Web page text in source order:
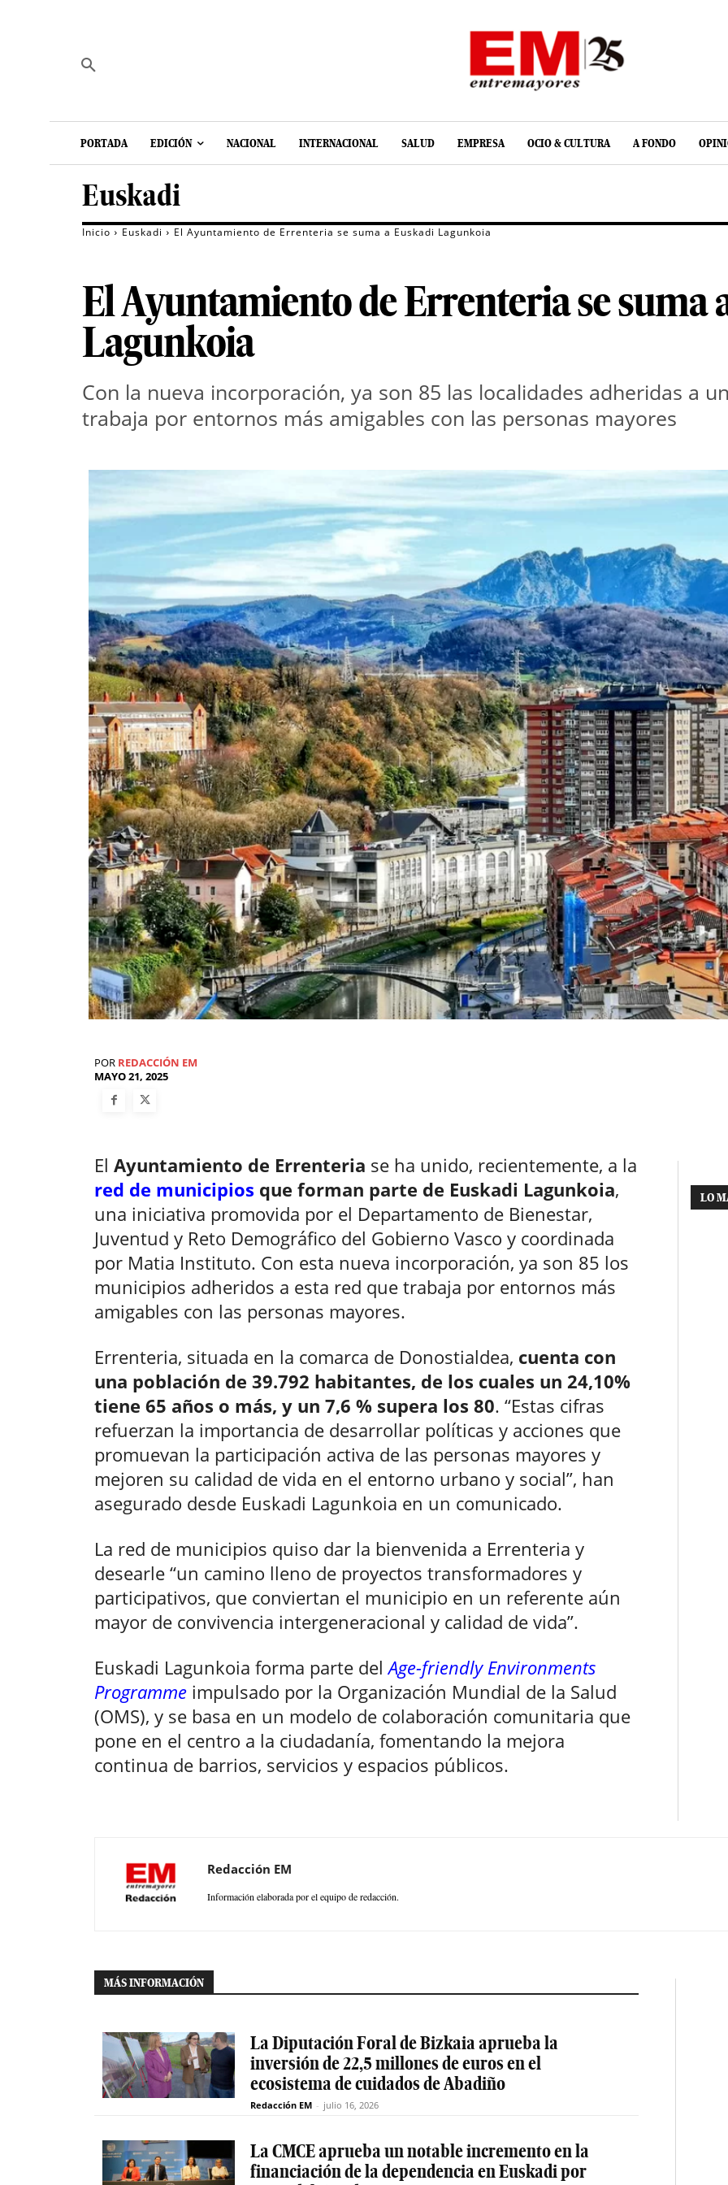
PORTADA EDICIÓN NACIONAL INTERNACIONAL SALUD EMPRESA OCIO & CULTURA A FONDO
Euskadi
Inicio Euskadi El Ayuntamiento de Errenteria se suma a Euskadi Lagunkoia
El Ayuntamiento de Errenteria se suma
Lagunkoia
Con la nueva incorporación, ya son 85 las localidades adheridas a
trabaja por entornos más amigables con las personas mayores
POR REDACCIÓN EM
MAYO 21, 2025
El Ayuntamiento de Errenteria se ha unido, recientemente, a la
red de municipios que forman parte de Euskadi Lagunkoia,
una iniciativa promovida por el Departamento de Bienestar,
Juventud y Reto Demográfico del Gobierno Vasco y coordinada
por Matia Instituto. Con esta nueva incorporación, ya son 85 los
municipios adheridos a esta red que trabaja por entornos más
amigables con las personas mayores.
Errenteria, situada en la comarca de Donostialdea, cuenta con
una población de 39.792 habitantes, de los cuales un 24,10%
tiene 65 años o más, y un 7,6 % supera los 80. “Estas cifras
refuerzan la importancia de desarrollar políticas y acciones que
promuevan la participación activa de las personas mayores y
mejoren su calidad de vida en el entorno urbano y social”, han
asegurado desde Euskadi Lagunkoia en un comunicado.
La red de municipios quiso dar la bienvenida a Errenteria y
desearle “un camino lleno de proyectos transformadores y
participativos, que conviertan el municipio en un referente aún
mayor de convivencia intergeneracional y calidad de vida”.
Euskadi Lagunkoia forma parte delAge-friendly Environments
Programme impulsado por la Organización Mundial de la Salud
(OMS), y se basa en un modelo de colaboración comunitaria que
pone en el centro a la ciudadanía, fomentando la mejora
continua de barrios, servicios y espacios públicos.
LO
Redacción EM
Información elaborada por el equipo de redacción.
MÁS INFORMACIÓN
La Diputación Foral de Bizkaia aprueba la
inversión de 22,5 millones de euros en el
ecosistema de cuidados de Abadiño
Redacción EM - julio 16, 2026
La CMCE aprueba un notable incremento en la
financiación de la dependencia en Euskadi por